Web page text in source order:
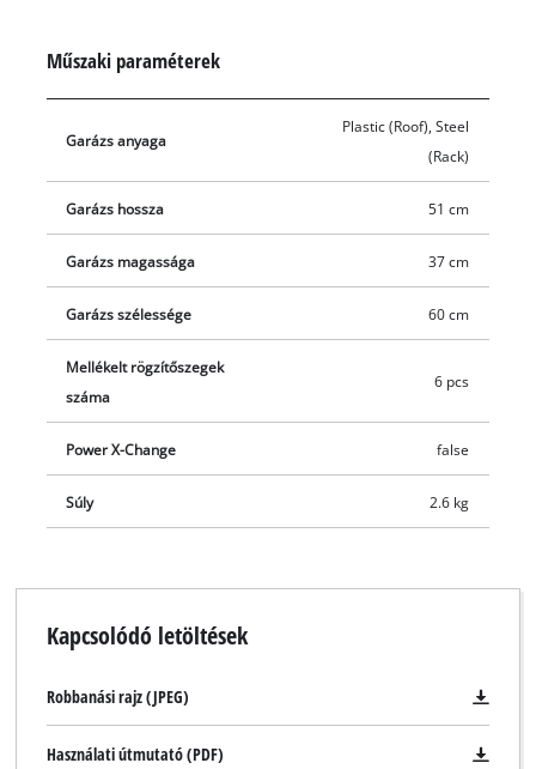
Műszaki paraméterek
Garázs anyaga
Plastic (Roof), Steel
(Rack)
Garázs hossza 51 cm
Garázs magassága 37 cm
Garázs szélessége 60 cm
Mellékelt rögzítőszegek
száma
6 pcs
Power X-Change false
Súly 2.6 kg
Kapcsolódó letöltések
Robbanási rajz (JPEG)
Használati útmutató (PDF)